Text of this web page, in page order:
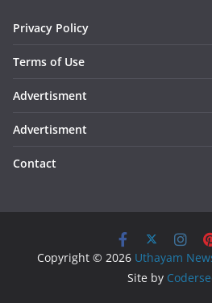
Privacy Policy
Terms of Use
Advertisment
Advertisment
Contact
Copyright © 2026 Uthayam
Site by